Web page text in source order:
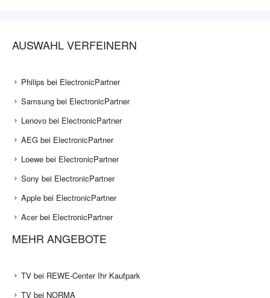
AUSWAHL VERFEINERN
Philips bei ElectronicPartner
Samsung bei ElectronicPartner
Lenovo bei ElectronicPartner
AEG bei ElectronicPartner
Loewe bei ElectronicPartner
Sony bei ElectronicPartner
Apple bei ElectronicPartner
Acer bei ElectronicPartner
MEHR ANGEBOTE
TV bei REWE-Center Ihr Kaufpark
TV bei NORMA